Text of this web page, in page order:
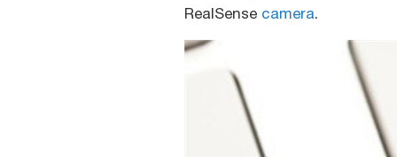
RealSense camera.